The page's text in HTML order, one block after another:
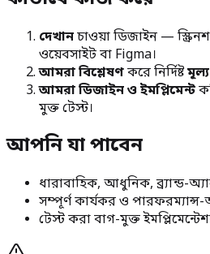
দেখানচাওয়া ডিজাইন —
ওয়েবসাইট বা Figma।
আমরা বিশ্লেষণকরে নির্দিষ্ট
আমরা ডিজাইন ও ইমপ্লিমেন্ট
মুক্ত টেস্ট।
আপনি যা পাবেন
ধারাবাহিক, আধুনিক, ব্র্যান্ড-
সম্পূর্ণ কার্যকর ও পারফরম্যান্স-
টেস্ট করা বাগ-মুক্ত